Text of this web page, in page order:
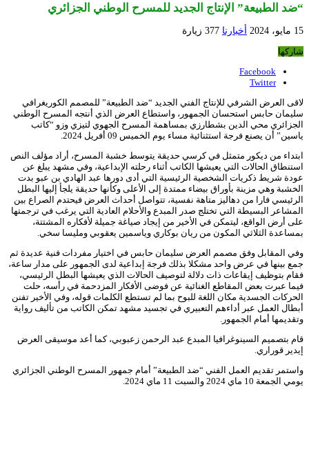
“ضد الطبيعة” الإنتاج الجديد للمسرح الوطني الجزائري
15 مايو، 2024 أخبارنا 377 زيارة
شاركها
Facebook
Twitter
لاقى العرض الشرفي للإنتاج الفني الجديد “ضد الطبيعة” للمصمم الكوريغرافي
سليمان حابس استحسان الجمهور، واستطاع العرض الذي أنتجه المسرح الوطني
الجزائري محي الدين بشطارزي بمساهمة المسرح الجهوي لتيزي وزو “كاتب
ياسين” أن يصنع فرجة استثنائية مساء يوم الخميس 09 أفريل 2024.
ابتداء من ديكور متمثل في كرسي حديقة يتوسط خشبة المسرح، أراد مؤلف النص
استنطاق الحالات التي يعيشها الكاتب أثناء رحلته الإبداعية، وفي مشهد يبلغ عن
عودة شريط ذكريات الشخصية الرئيسية التي أدى دورها عبد الهادي بن عبو بدت
الخشبة وهي مزينة بأوراق بيضاء ممتدة إلى الأعلى وكأنها حديقة يلجأ إليها البطل
الرئيسي فارا من دهاليز متاهة نفسية، تتواصل أحداث العرض فيحتدم الصراع بين
المشاعر البسيطة التي تختلج صدر المبدع والأحلام العادية التي يرغب في ترجمتها
على أرض الواقع، ليتمكن في الأخير من إيجاد صياغة جميلة لأفكاره المشتتة،
بمساعدة الثلاثي المكون من ريان بوكاري وياسمين يعقوبي ومليسا سخي.
وفي المقابل وفق مصمم العرض سليمان حابس في اختيار مفردات فنية عديدة ثم
جمع بينها في عرض واحد مشكلا بذلك فرجة إبداعية لدى الجمهور على مدار ساعة،
فقام بتوظيف إيقاعات ذات دلالة لتوصيف الحالات الذي يعيشها البطل الرئيسي،
فيما عبرت بعض المقاطع الغنائية عن فوضى الأفكار المزدحمة في رأسه، حلت
الحركات الجسدية مكان اللغة للبوح بما لم تستطع الكلمات قوله، وفي الأخير تفنن
أبطال العمل عبر أداءهم التعبيري في تجسيد مشهد تمكن الكاتب من تأليف رواية
وتقديمها أمام الجمهور.
قام بتصميم السينوغرافيا المبدع عبد الرحمن زعبوبي، كما أعد موسيقى العرض
إيدير قوراري.
واستمر تقديم العمل الفني “ضد الطبيعة” أمام جمهور المسرح الوطني الجزائري
يومي الجمعة 10 ماي 2024 والسبت 11 ماي 2024.